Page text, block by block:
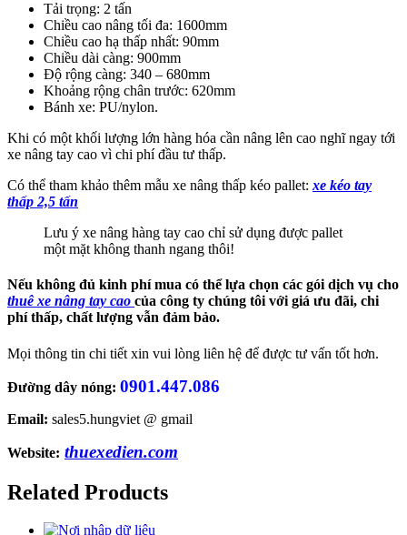
Tải trọng: 2 tấn
Chiều cao nâng tối đa: 1600mm
Chiều cao hạ thấp nhất: 90mm
Chiều dài càng: 900mm
Độ rộng càng: 340 – 680mm
Khoảng rộng chân trước: 620mm
Bánh xe: PU/nylon.
Khi có một khối lượng lớn hàng hóa cần nâng lên cao nghĩ ngay tới
xe nâng tay cao vì chi phí đầu tư thấp.
Có thể tham khảo thêm mẫu xe nâng thấp kéo pallet: xe kéo tay
thấp 2,5 tấn
Lưu ý xe nâng hàng tay cao chỉ sử dụng được pallet
một mặt không thanh ngang thôi!
Nếu không đủ kinh phí mua có thể lựa chọn các gói dịch vụ cho
thuê xe nâng tay cao của công ty chúng tôi với giá ưu đãi, chi
phí thấp, chất lượng vẫn đảm bảo.
Mọi thông tin chi tiết xin vui lòng liên hệ để được tư vấn tốt hơn.
Đường dây nóng: 0901.447.086
Email: sales5.hungviet @ gmail
Website: thuexedien.com
Related Products